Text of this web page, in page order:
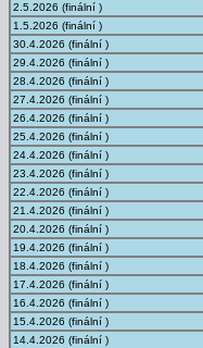
2.5.2026 (finální )
1.5.2026 (finální )
30.4.2026 (finální )
29.4.2026 (finální )
28.4.2026 (finální )
27.4.2026 (finální )
26.4.2026 (finální )
25.4.2026 (finální )
24.4.2026 (finální )
23.4.2026 (finální )
22.4.2026 (finální )
21.4.2026 (finální )
20.4.2026 (finální )
19.4.2026 (finální )
18.4.2026 (finální )
17.4.2026 (finální )
16.4.2026 (finální )
15.4.2026 (finální )
14.4.2026 (finální )